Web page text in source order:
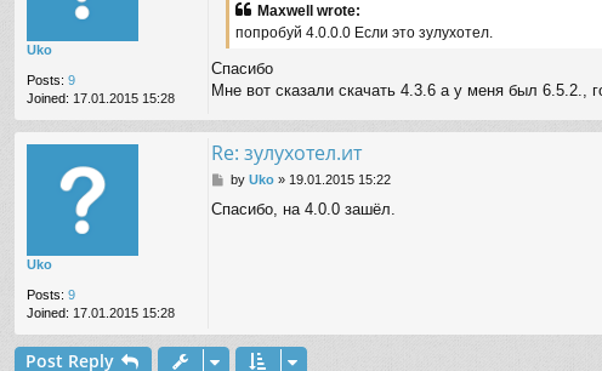
Uko
Posts: 9
Joined: 17.01.2015 15:28
Maxwell wrote:
попробуй 4.0.0.0 Если это зулухотел.
Спасибо
Мне вот сказали скачать 4.3.6 а у меня был 6.5.2.,
Uko
Posts: 9
Joined: 17.01.2015 15:28
Re: зулухотел.ит
P
s
by Uko» 19.01.2015 15:22
Спасибо, на 4.0.0 зашёл.
Post Reply